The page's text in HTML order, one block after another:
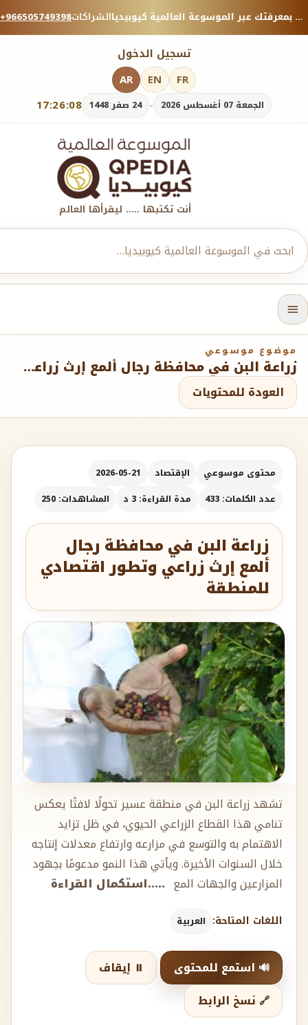
+966505749398الشراكات منصة معرفية موثوقة — شارك بمعرفتك عبر الموسوعة العالمية كيوبيديا.
تسجيل الدخول
17:26:10 الجمعة 07 أغسطس 2026 - 24 صفر 1448
AR EN FR
أنت تكتبها ..... ليقرأها العالم
موضوع موسوعي
زراعة البن في محافظة رجال ألمع إرث زراعي وتطور اقتصادي للمنطقة
العودة للمحتويات
محتوى موسوعي الإقتصاد
2026-05-21
عدد الكلمات: 433
مدة القراءة: 3 د المشاهدات: 250
زراعة البن في محافظة رجال
ألمع إرث زراعي وتطور اقتصادي
للمنطقة
تشهد زراعة البن في منطقة عسير تحولًا لافتًا يعكس
تنامي هذا القطاع الزراعي الحيوي، في ظل تزايد
الاهتمام به والتوسع في مزارعه وارتفاع معدلات إنتاجه
خلال السنوات الأخيرة. ويأتي هذا النمو مدعومًا بجهود
المزارعين والجهات المع .....استكمال القراءة
اللغات المتاحة: العربية
🔊 استمع للمحتوى
⏸️ إيقاف
🔗 نسخ الرابط